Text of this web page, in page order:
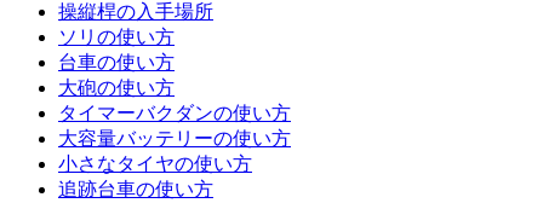
操縦桿の入手場所
ソリの使い方
台車の使い方
大砲の使い方
タイマーバクダンの使い方
大容量バッテリーの使い方
小さなタイヤの使い方
追跡台車の使い方